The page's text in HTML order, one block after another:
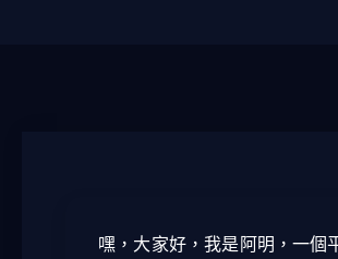
嘿，大家好，我是阿明，一個